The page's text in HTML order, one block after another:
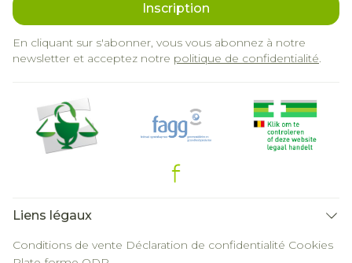
Inscription
En cliquant sur s'abonner, vous vous abonnez à notre
newsletter et acceptez notre politique de confidentialité.
Liens légaux
Conditions de vente Déclaration de confidentialité Cookies